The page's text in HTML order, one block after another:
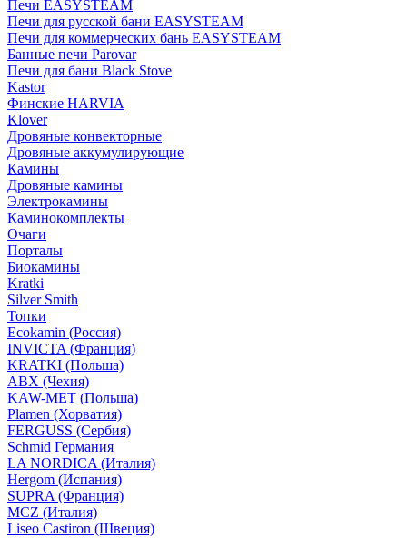
Печи EASYSTEAM
Печи для русской бани EASYSTEAM
Печи для коммерческих бань EASYSTEAM
Банные печи Parovar
Печи для бани Black Stove
Kastor
Финские HARVIA
Klover
Дровяные конвекторные
Дровяные аккумулирующие
Камины
Дровяные камины
Электрокамины
Каминокомплекты
Очаги
Порталы
Биокамины
Kratki
Silver Smith
Топки
Ecokamin (Россия)
INVICTA (Франция)
KRATKI (Польша)
ABX (Чехия)
KAW-MET (Польша)
Plamen (Хорватия)
FERGUSS (Сербия)
Schmid Германия
LA NORDICA (Италия)
Hergom (Испания)
SUPRA (Франция)
MCZ (Италия)
Liseo Castiron (Швеция)